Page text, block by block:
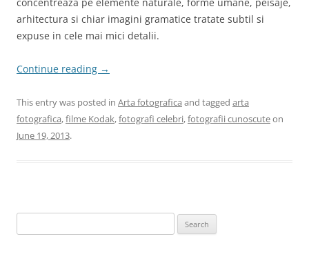
arhitectura si chiar imagini gramatice tratate subtil si
expuse in cele mai mici detalii.
Continue reading →
This entry was posted in Arta fotografica and tagged arta
fotografica,filme Kodak,fotografi celebri,fotografii cunoscuteon
June 19, 2013.
for: